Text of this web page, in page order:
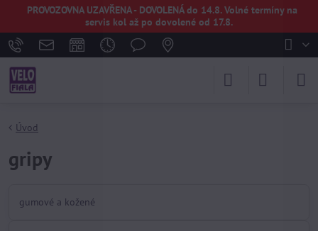
PROVOZOVNA UZAVŘENA - DOVOLENÁ do 14.8. Volné termíny na
servis kol až po dovolené od 17.8.
Úvod
gripy
gumové a kožené